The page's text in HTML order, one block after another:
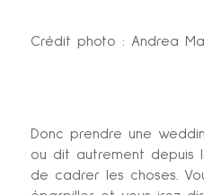
Crédit photo : Andrea
Donc prendre une
ou dit autrement depuis
de cadrer les choses.